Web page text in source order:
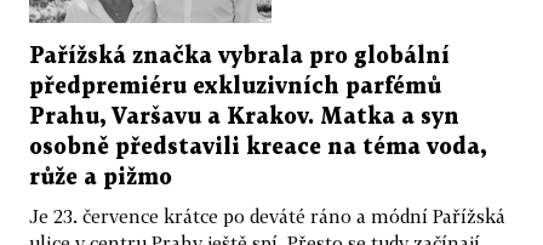
Pařížská značka vybrala pro globální
předpremiéru exkluzivních parfémů
Prahu, Varšavu a Krakov. Matka a syn
osobně představili kreace na téma voda,
růže a pižmo
Je 23. července krátce po deváté ráno a módní Pařížská